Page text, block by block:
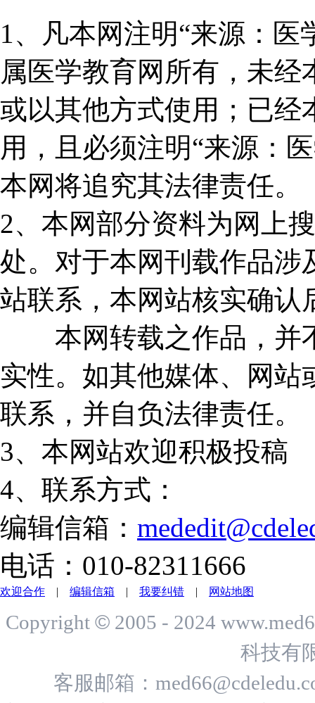
1、凡本网注明“来源：
属医学教育网所有，未
或以其他方式使用；已经
用，且必须注明“来源：
本网将追究其法律责任。
2、本网部分资料为网上
处。对于本网刊载作品涉
站联系，本网站核实确认
本网转载之作品，并
实性。如其他媒体、网
联系，并自负法律责任。
3、本网站欢迎积极投稿
4、联系方式：
编辑信箱：
电话：010-82311666
欢迎合作 | 编辑信箱 | 我要纠错 | 网站地图
Copyright © 2005 - 2024
科技有
客服邮箱：